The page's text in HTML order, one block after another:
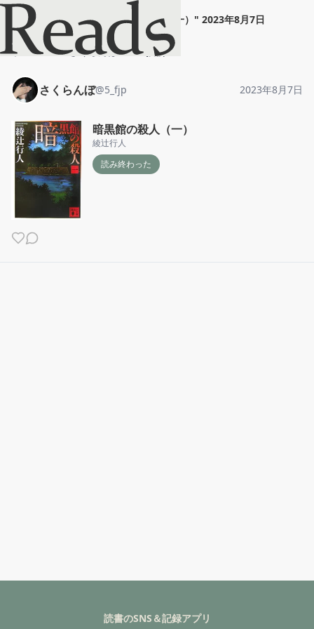
さくらんぼ" 暗黒館の殺人（一） " 2023年8月7日
ホーム さくらんぼ 投稿
さくらんぼ@5_fjp 2023年8月7日
暗黒館の殺人（一）
綾辻行人
読み終わった
読書のSNS＆記録アプリ